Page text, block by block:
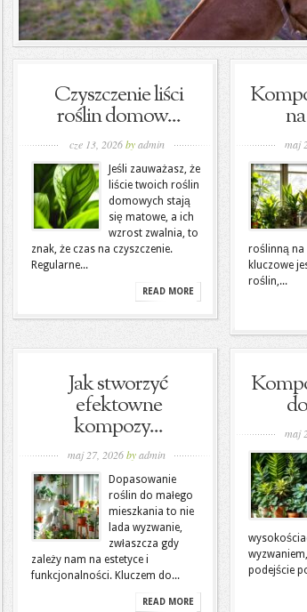
Czyszczenie liści
roślin domow...
cze 13, 2026by admin
Jeśli zauważasz, że
liście twoich roślin
domowych stają
się matowe, a ich
wzrost zwalnia, to
znak, że czas na czyszczenie.
Regularne...
READ MORE
maj
roślinną na
kluczowe
roślin,...
Jak stworzyć
efektowne
kompozy...
maj 27, 2026byadmin
Dopasowanie
roślin do małego
mieszkania to nie
lada wyzwanie,
zwłaszcza gdy
zależy nam na estetyce i
funkcjonalności. Kluczem do...
READ MORE
maj
podejście